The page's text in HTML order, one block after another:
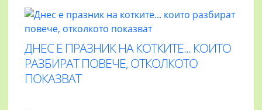
ДНЕС Е ПРАЗНИК НА КОТКИТЕ... КОИТО
РАЗБИРАТ ПОВЕЧЕ, ОТКОЛКОТО
ПОКАЗВАТ